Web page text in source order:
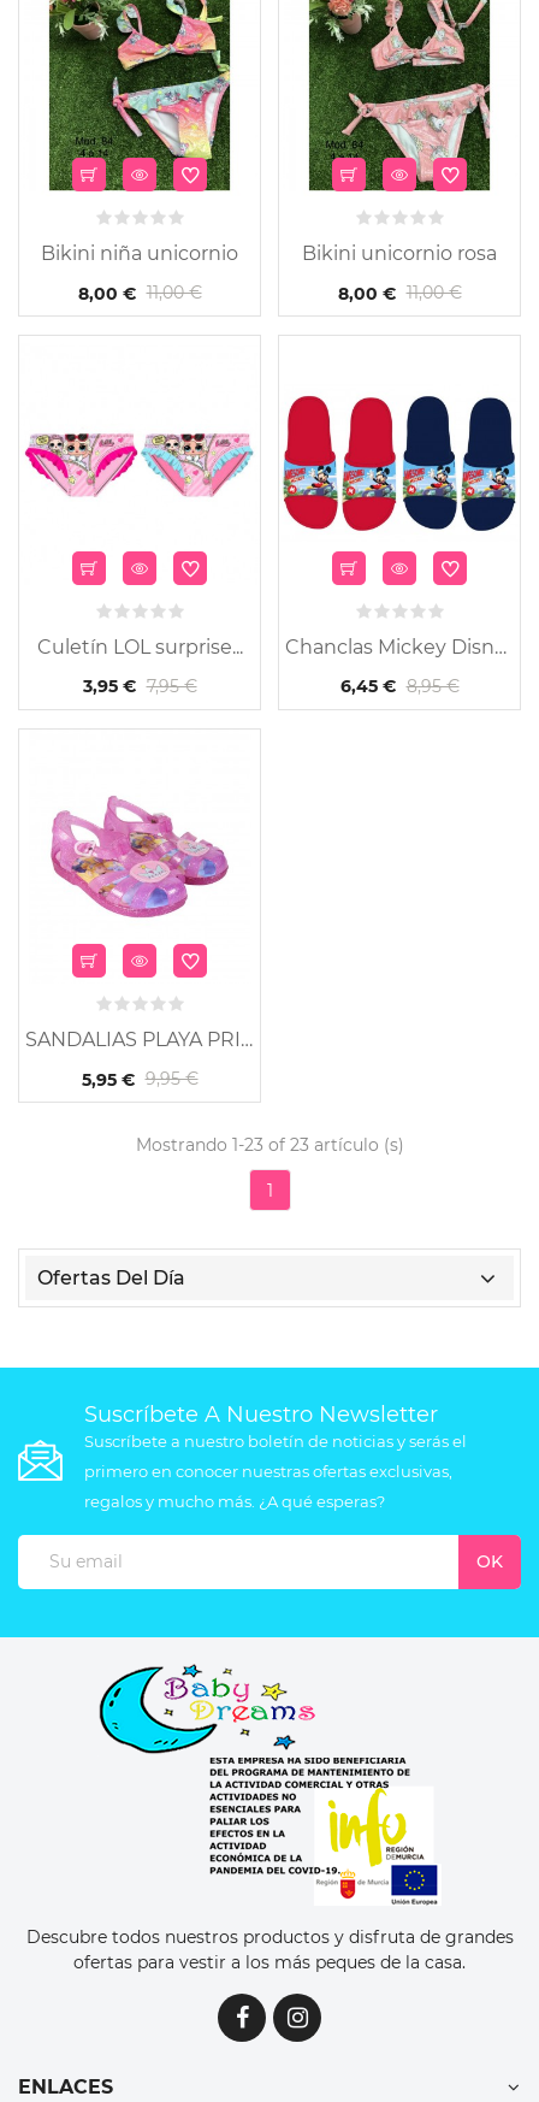
Bikini niña unicornio
8,00 € 11,00 €
Bikini unicornio rosa
8,00 € 11,00 €
Culetín LOL surprise...
3,95 € 7,95 €
Chanclas Mickey Disney...
6,45 € 8,95 €
SANDALIAS PLAYA PRINCESS
5,95 € 9,95 €
Mostrando 1-23 of 23 artículo (s)
1
Ofertas Del Día
Suscríbete A Nuestro Newsletter
Suscríbete a nuestro boletín de noticias y serás el
primero en conocer nuestras ofertas exclusivas,
regalos y mucho más. ¿A qué esperas?
Descubre todos nuestros productos y disfruta de grandes
ofertas para vestir a los más peques de la casa.
ENLACES